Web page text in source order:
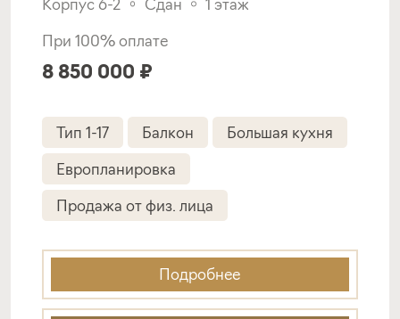
Корпус 6-2 Сдан
1 этаж
При 100% оплате
8 850 000 ₽
Тип 1-17 Балкон
Большая кухня
Европланировка
Продажа от физ. лица
Подробнее